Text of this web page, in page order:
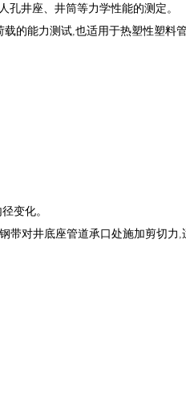
孔井座、井筒等力学性能的测定。
载的能力测试,也适用于热塑性塑料
变化。
带对井底座管道承口处施加剪切力 ,